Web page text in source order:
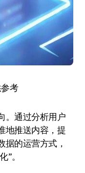
考
。通过分析用户
地推送内容，提
据的运营方式，
”。